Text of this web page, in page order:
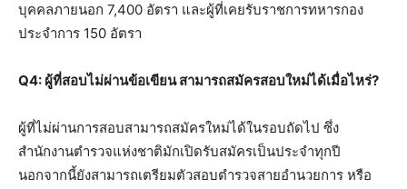
บุคคลภายนอก 7,400 อัตรา และผู้ที่เคยรับราชการทหารกอง
ประจำการ 150 อัตรา
Q4: ผู้ที่สอบไม่ผ่านข้อเขียน สามารถสมัครสอบใหม่ได้เมื่อไหร่?
ผู้ที่ไม่ผ่านการสอบสามารถสมัครใหม่ได้ในรอบถัดไป ซึ่ง
สำนักงานตำรวจแห่งชาติมักเปิดรับสมัครเป็นประจำทุกปี
นอกจากนี้ยังสามารถเตรียมตัวสอบตำรวจสายอำนวยการ หรือ